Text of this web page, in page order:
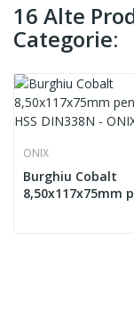
16 Alte
Categorie:
ONIX
Burghiu Cobalt
8,50x117x75mm